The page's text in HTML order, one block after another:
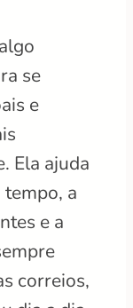
se
e
Ela ajuda
a
e a
correios,